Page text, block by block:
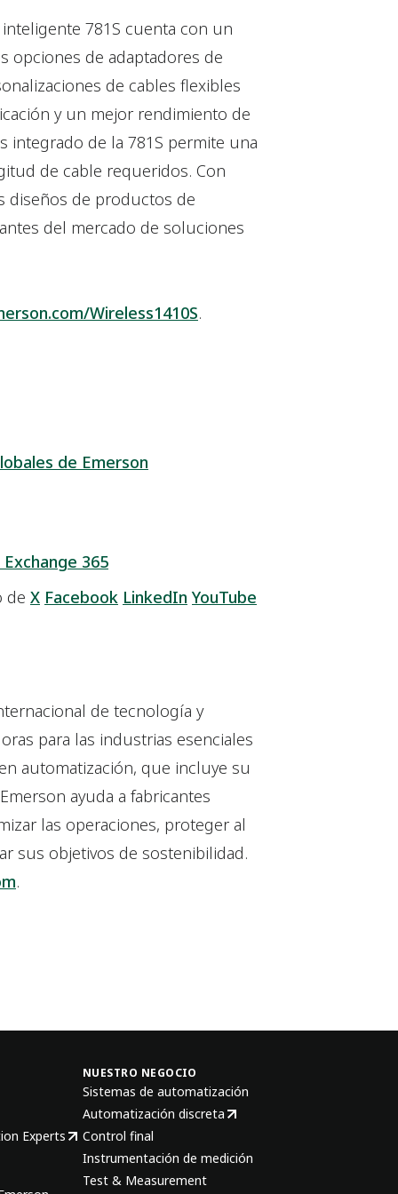
781S cuenta con un
opciones de adaptadores de
de cables flexibles
y un mejor rendimiento de
integrado de la 781S permite una
de cable requeridos. Con
diseños de productos de
del mercado de soluciones
Wireless1410S.
de Emerson
365
de X Facebook LinkedIn YouTube
de tecnología y
para las industrias esenciales
automatización, que incluye su
ayuda a fabricantes
las operaciones, proteger al
sus objetivos de sostenibilidad.
.
Experts
NUESTRO NEGOCIO
Sistemas de automatización
Automatización discreta
Control final
Instrumentación de medición
Test & Measurement